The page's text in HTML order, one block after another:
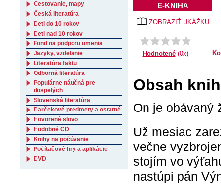
ZOBRAZIŤ UKÁŽKU
E-KNIHA
Hodnotené(0x)
Obsah
On je obávaný
Už mesiac
večne
stojím vo
nastúpi pán
Cestovanie, mapy
Česká literatúra
Deti do 10 rokov
Deti nad 10 rokov
Fond na podporu umenia
Jazyky, vzdelanie
Literatúra faktu
Odborná literatúra
Populárne náučná pre
dospelých
Slovenská literatúra
Darčekové predmety a ostatné
Hovorené slovo
Hudobné CD
Knihy na počúvanie
Počítačové hry a aplikácie
DVD